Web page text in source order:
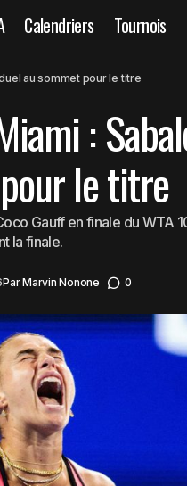
Calendriers Tournois
Actualités WTA WTA
au sommet pour le titre
:
le titre
Gauff en finale du WTA
la finale.
ParMarvin Nonone 0